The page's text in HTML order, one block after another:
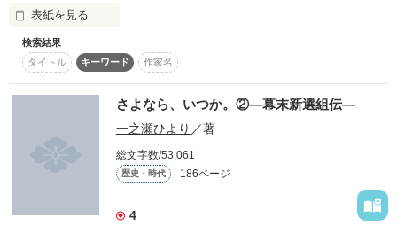
-*-*-*-*-*-*-*-*-*-*-*-*-*-*-*-*-*-*-*-
Thank you for remarkable reviews!!
-*-*-*-*-*-*-*-*-*-*-*-*-*-*-*-*-*-*-*-
今、時代を越え、友情が芽生える………！
新選組×少女＋攘夷志士
少女は、ただひたすらに駆け抜けた
＊＊＊＊＊＊＊＊＊＊＊＊＊＊＊＊＊＊＊
ジャンル別ランキング最高2位！
土方歳三
「ふざけんじゃねぇ！！！」
×
沖田総司
「殺しちゃうかも(ﾆﾔﾘ）」
「お前はできることだけやればいい」
表紙を見る
人は、ひとりでは生きていけない。
みんなで助けあって、
繋ぎ合って生きるために手がある。
だれかの心を温めてあげるために、心がある。
検索結果
タイトル
キーワード 作家名
さよなら、いつか。②―幕末新選組伝―
一之瀬ひより ／著
総文字数/53,061
歴史・時代 186ページ
4